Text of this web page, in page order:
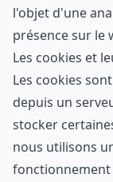
l'objet d'une
présence sur le
Les cookies et
Les cookies
depuis un
stocker
nous utilisons
fonctionnement